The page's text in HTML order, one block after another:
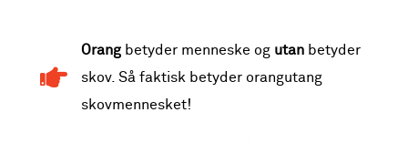
Orang betyder menneske og utan betyder
skov. Så faktisk betyder orangutang
skovmennesket!